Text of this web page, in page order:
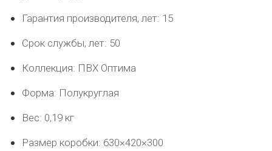
Гарантия производителя, лет: 15
Срок службы, лет: 50
Коллекция: ПВХ Оптима
Форма: Полукруглая
Вес: 0,19 кг
Размер коробки: 630×420×300